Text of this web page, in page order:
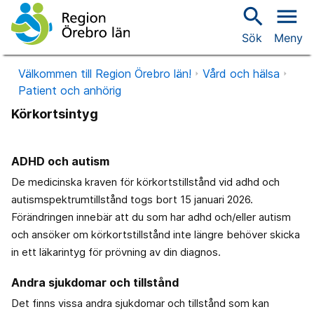
search
Sök
menu
Meny
Välkommen till Region Örebro län!
Vård och hälsa
Patient och anhörig
Körkortsintyg
ADHD och autism
De medicinska kraven för körkortstillstånd vid adhd och
autismspektrumtillstånd togs bort 15 januari 2026.
Förändringen innebär att du som har adhd och/eller autism
och ansöker om körkortstillstånd inte längre behöver skicka
in ett läkarintyg för prövning av din diagnos.
Andra sjukdomar och tillstånd
Det finns vissa andra sjukdomar och tillstånd som kan